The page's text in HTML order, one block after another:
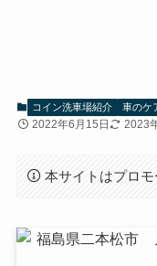
コイン洗車場紹介 車のケ
2022年6月15日 2023
本サイトはプロモ